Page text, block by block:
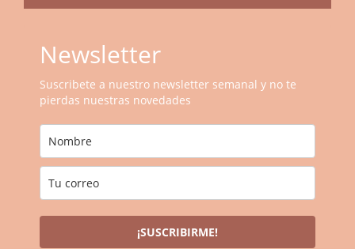
Newsletter
Suscribete a nuestro newsletter semanal y no te
pierdas nuestras novedades
¡SUSCRIBIRME!